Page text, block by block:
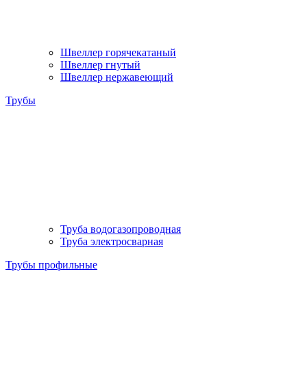
Швеллер горячекатаный
Швеллер гнутый
Швеллер нержавеющий
Трубы
Труба водогазопроводная
Труба электросварная
Трубы профильные